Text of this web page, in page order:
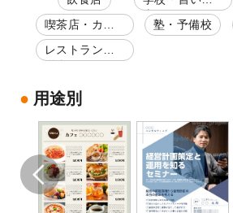
喫茶店・カフ
ェ
レストラン・
洋食
事・スクール
塾・予備校
用途別